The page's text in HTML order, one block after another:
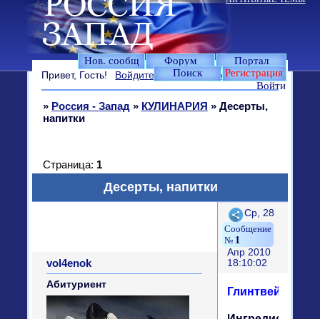
Нов. сообщ Форум
Портал
Поиск
Регистрация
Войти
Привет, Гость! Войдите илизарегистрируйтесь.
» Россия - Запад » КУЛИНАРИЯ » Десерты,
напитки
Десерты, напитки
Страница: 1
Поделиться
1
Ср, 28
Апр 2010
18:10:02
vol4enok
Абитуриент
Глинтвейн